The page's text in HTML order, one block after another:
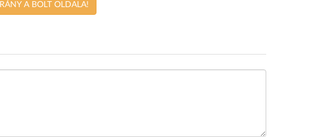
IRÁNY A BOLT OLDALA!